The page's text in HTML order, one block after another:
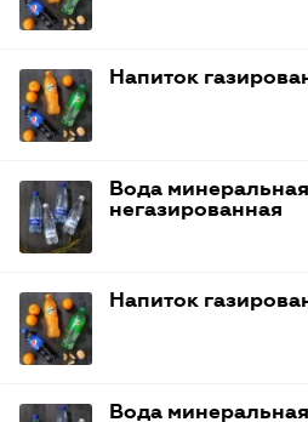
Напиток
Вода
негазированная
Напиток
Вода